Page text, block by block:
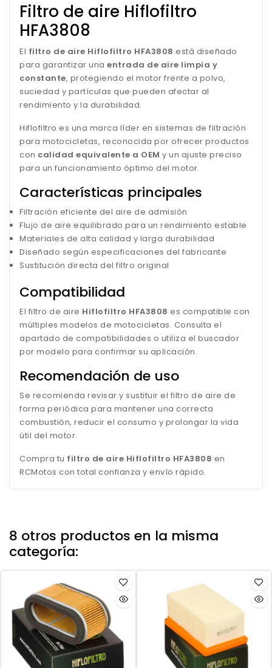
Filtro de aire Hiflofiltro
HFA3808
El filtro de aire Hiflofiltro HFA3808 está diseñado
para garantizar una entrada de aire limpia y
constante, protegiendo el motor frente a polvo,
suciedad y partículas que pueden afectar al
rendimiento y la durabilidad.
Hiflofiltro es una marca líder en sistemas de filtración
para motocicletas, reconocida por ofrecer productos
con calidad equivalente a OEM y un ajuste preciso
para un funcionamiento óptimo del motor.
Características principales
Filtración eficiente del aire de admisión
Flujo de aire equilibrado para un rendimiento estable
Materiales de alta calidad y larga durabilidad
Diseñado según especificaciones del fabricante
Sustitución directa del filtro original
Compatibilidad
El filtro de aire Hiflofiltro HFA3808 es compatible con
múltiples modelos de motocicletas. Consulta el
apartado de compatibilidades o utiliza el buscador
por modelo para confirmar su aplicación.
Recomendación de uso
Se recomienda revisar y sustituir el filtro de aire de
forma periódica para mantener una correcta
combustión, reducir el consumo y prolongar la vida
útil del motor.
Compra tu filtro de aire Hiflofiltro HFA3808 en
RCMotos con total confianza y envío rápido.
8 otros productos en la misma
categoría: